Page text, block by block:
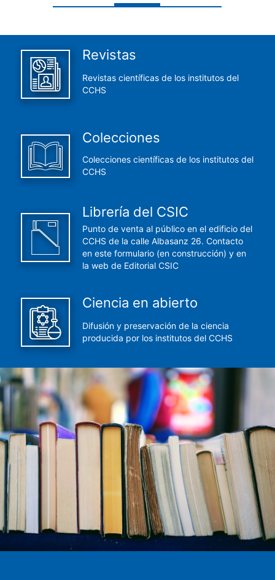
Revistas
Revistas científicas de los institutos del
CCHS
Colecciones
Colecciones científicas de los institutos del
CCHS
Librería del CSIC
Punto de venta al público en el edificio del
CCHS de la calle Albasanz 26. Contacto
en este formulario (en construcción) y en
la web de Editorial CSIC
Ciencia en abierto
Difusión y preservación de la ciencia
producida por los institutos del CCHS